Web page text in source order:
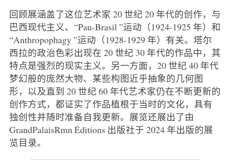
回顾展涵盖了这位艺术家 20 世纪 20 年代的创作，与
巴西现代主义、“Pau-Brasil ”运动（1924-1925 年）和
“Anthropophagy ”运动（1928-1929 年）有关。塔尔
西拉的政治色彩出现在 20 世纪 30 年代的作品中，其
特点是强烈的现实主义。另一方面，20 世纪 40 年代
梦幻般的庞然大物、某些构图近乎抽象的几何图
形，以及直到 20 世纪 60 年代艺术家仍在不断更新的
创作方式，都证实了作品植根于当时的文化，具有
独创性并随时准备自我更新。展览还展出了由
GrandPalaisRmn Éditions 出版社于 2024 年出版的展
览目录。